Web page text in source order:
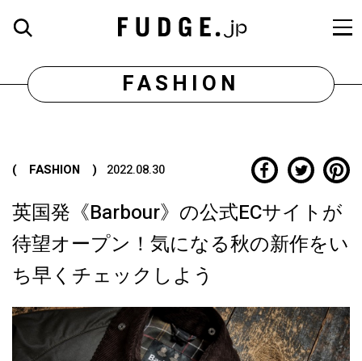
FASHION
( FASHION ) 2022.08.30
英国発《Barbour》の公式ECサイトが
待望オープン！気になる秋の新作をい
ち早くチェックしよう